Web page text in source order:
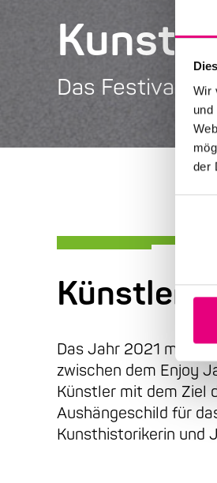
Wir
der
Kunst
Das Festival
Das Jahr 2021
zwischen dem Enjoy
Künstler mit dem Ziel
Aushängeschild für
Kunsthistorikerin und